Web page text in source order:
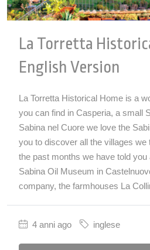
La Torretta
English Version
La Torretta Historical Home is a
you can find in Casperia, a small
Sabina nel Cuore we love the
you to discover all the villages
the past months we have told you
Sabina Oil Museum in
company, the farmhouses La
4 anni ago inglese